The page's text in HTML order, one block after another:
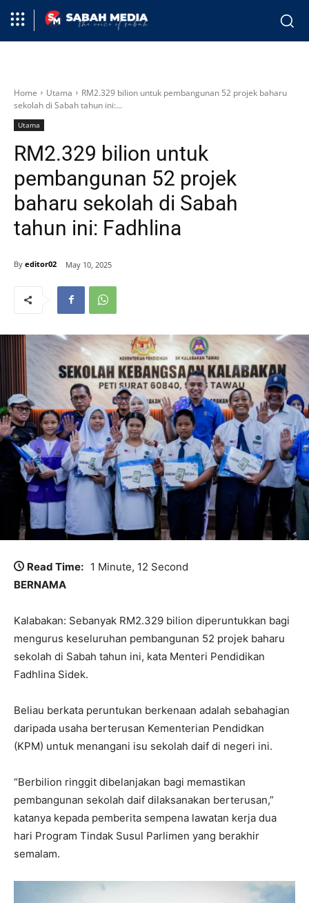
Home Utama
RM2.329 bilion untuk pembangunan 52 projek baharu
sekolah di Sabah tahun ini:...
Utama
RM2.329 bilion untuk
pembangunan 52 projek
baharu sekolah di Sabah
tahun ini: Fadhlina
By editor02 May 10, 2025
Read Time: 1 Minute, 12 Second
BERNAMA
Kalabakan: Sebanyak RM2.329 bilion diperuntukkan bagi
mengurus keseluruhan pembangunan 52 projek baharu
sekolah di Sabah tahun ini, kata Menteri Pendidikan
Fadhlina Sidek.
Beliau berkata peruntukan berkenaan adalah sebahagian
daripada usaha berterusan Kementerian Pendidkan
(KPM) untuk menangani isu sekolah daif di negeri ini.
“Berbilion ringgit dibelanjakan bagi memastikan
pembangunan sekolah daif dilaksanakan berterusan,”
katanya kepada pemberita sempena lawatan kerja dua
hari Program Tindak Susul Parlimen yang berakhir
semalam.